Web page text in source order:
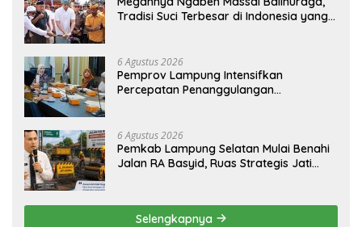
Tradisi Suci Terbesar di Indonesia yang
6 Agustus 2026
Pemprov Lampung Intensifkan
Percepatan Penanggulangan
6 Agustus 2026
Pemkab Lampung Selatan Mulai Benahi
Jalan RA Basyid, Ruas Strategis Jati
Selengkapnya